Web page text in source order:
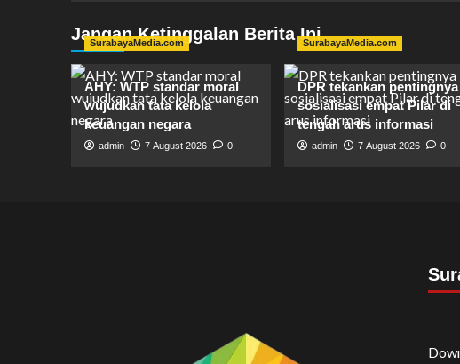
Jangan Ketinggalan Berita Ini
SurabayaMedia.com
AHY: WTP standar moral
wujudkan tata kelola
keuangan negara
admin 7 August 2026 0
SurabayaMedia.com
DPR tekankan pentingnya
sosialisasi empat Pilar di
tengah arus informasi
admin 7 August 2026 0